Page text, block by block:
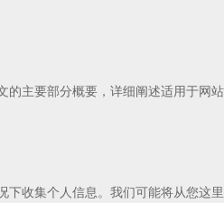
的主要部分概要，详细阐述适用于网站
下收集个人信息。我们可能将从您这里